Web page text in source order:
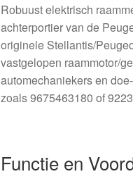
Robuust elektrisch
achterportier van de
originele Stellantis/
vastgelopen raammotor/
automechaniekers en
zoals 9675463180 of
Functie en